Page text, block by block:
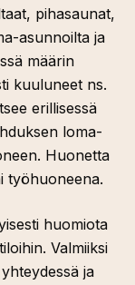
pihasaunat,
asunnoilta ja
määrin
kuuluneet ns.
erillisessä
loma-
Huonetta
työhuoneena.
huomiota
Valmiiksi
ja